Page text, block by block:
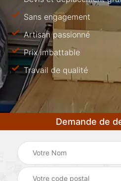
Sans engagement
Artisan passionné
Prix imbattable
Travail de qualité
Demande de